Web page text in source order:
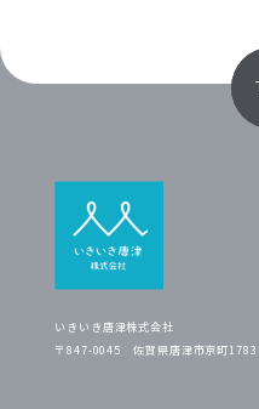
いきいき唐津株式会社
〒847-0045 佐賀県唐津市京町